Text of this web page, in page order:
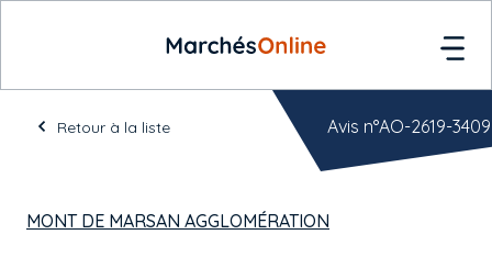
Retour à la liste
MONT DE MARSAN AGGLOMÉRATION
Avis n°AO-2619-3409